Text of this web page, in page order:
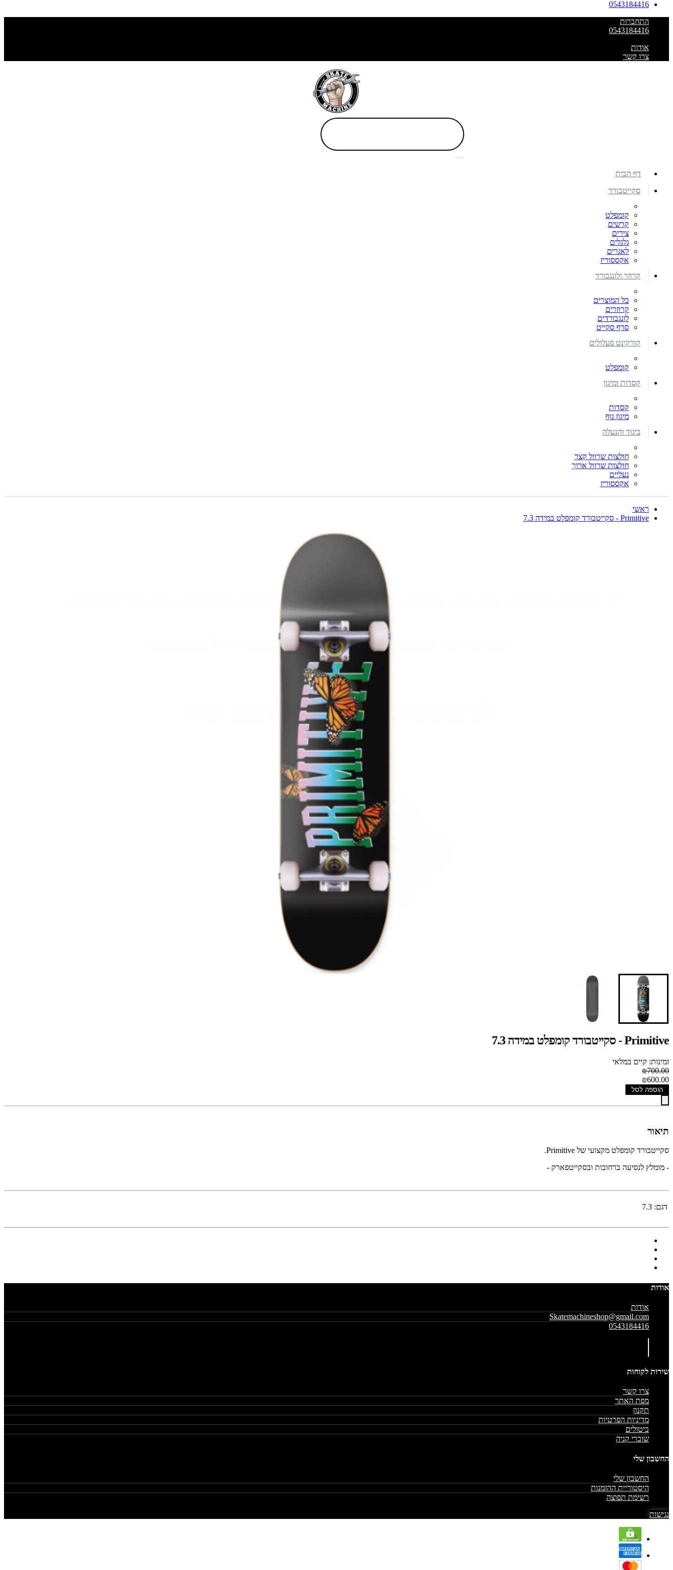
0543184416
התחברות
0543184416
אודות
צרו קשר
דף הבית
סקייטבורד
קומפלט
קרשים
צירים
גלגלים
לאגרים
אקססוריז
קרוזר ולונגבורד
כל המוצרים
קרוזרים
לונגבורדים
סרף סקייט
קורקינט פעלולים
קומפלט
קסדות ומיגון
קסדות
מיגון גוף
ביגוד והנעלה
חולצות שרוול קצר
חולצות שרוול ארוך
נעליים
אקססוריז
ראשי
Primitive - סקייטבורד קומפלט במידה 7.3
Primitive - סקייטבורד קומפלט במידה 7.3
זמינות: קיים במלאי
₪700.00
₪600.00
הוספה לסל
תיאור
סקייטבורד קומפלט מקצועי של Primitive.
- מומלץ לנסיעה ברחובות ובסקייטפארק -
דגם: 7.3
אודות
אודות
Skatemachineshop@gmail.com
0543184416
שירות לקוחות
צרו קשר
מפת האתר
תקנון
מדיניות הפרטיות
ביטולים
שוברי קניה
החשבון שלי
החשבון שלי
היסטוריית ההזמנות
רשימת תפוצה
נגישות